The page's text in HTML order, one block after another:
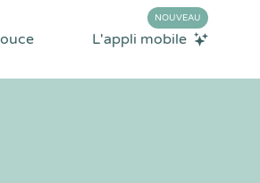
L'appli mobile
NOUVEAU